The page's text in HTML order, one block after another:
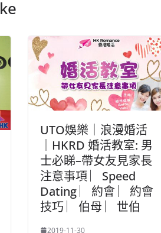
UTO娛樂｜浪漫婚活
｜HKRD 婚活教室: 男
士必睇–帶女友見家長
注意事項 ︳Speed
Dating ︳約會 ︳約會
技巧 ︳伯母 ︳世伯
2019-11-30